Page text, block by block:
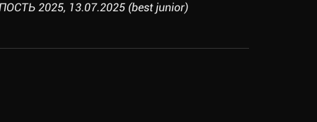
2025, 13.07.2025 (best junior)